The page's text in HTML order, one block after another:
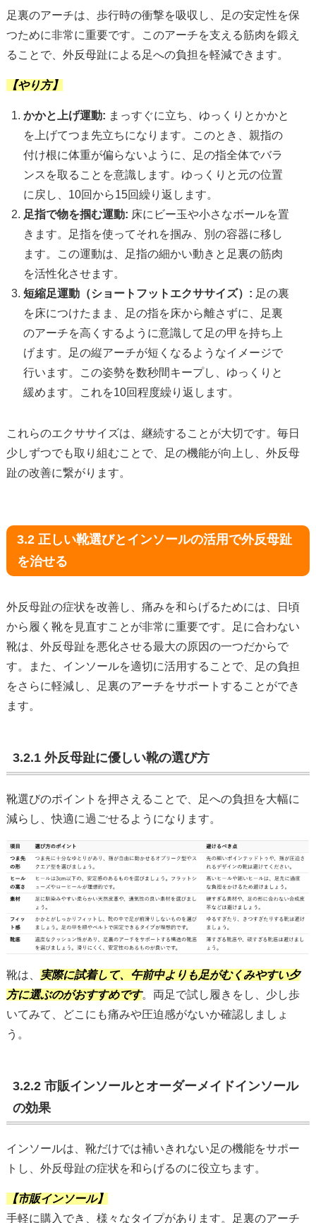
足裏のアーチは、歩行時の衝撃を吸収し、足の安定性を保
つために非常に重要です。このアーチを支える筋肉を鍛え
ることで、外反母趾による足への負担を軽減できます。
【やり方】
かかと上げ運動: まっすぐに立ち、ゆっくりとかかと
を上げてつま先立ちになります。このとき、親指の
付け根に体重が偏らないように、足の指全体でバラ
ンスを取ることを意識します。ゆっくりと元の位置
に戻し、10回から15回繰り返します。
足指で物を掴む運動: 床にビー玉や小さなボールを置
きます。足指を使ってそれを掴み、別の容器に移し
ます。この運動は、足指の細かい動きと足裏の筋肉
を活性化させます。
短縮足運動（ショートフットエクササイズ）: 足の裏
を床につけたまま、足の指を床から離さずに、足裏
のアーチを高くするように意識して足の甲を持ち上
げます。足の縦アーチが短くなるようなイメージで
行います。この姿勢を数秒間キープし、ゆっくりと
緩めます。これを10回程度繰り返します。
これらのエクササイズは、継続することが大切です。毎日
少しずつでも取り組むことで、足の機能が向上し、外反母
趾の改善に繋がります。
3.2 正しい靴選びとインソールの活用で外反母趾
を治せる
外反母趾の症状を改善し、痛みを和らげるためには、日頃
から履く靴を見直すことが非常に重要です。足に合わない
靴は、外反母趾を悪化させる最大の原因の一つだからで
す。また、インソールを適切に活用することで、足の負担
をさらに軽減し、足裏のアーチをサポートすることができ
ます。
3.2.1 外反母趾に優しい靴の選び方
靴選びのポイントを押さえることで、足への負担を大幅に
減らし、快適に過ごせるようになります。
靴は、
実際に試着して、午前中よりも足がむくみやすい夕
方に選ぶのがおすすめです。両足で試し履きをし、少し歩
いてみて、どこにも痛みや圧迫感がないか確認しましょ
う。
3.2.2 市販インソールとオーダーメイドインソール
の効果
インソールは、靴だけでは補いきれない足の機能をサポー
トし、外反母趾の症状を和らげるのに役立ちます。
【市販インソール】
手軽に購入でき、様々なタイプがあります。足裏のアーチ